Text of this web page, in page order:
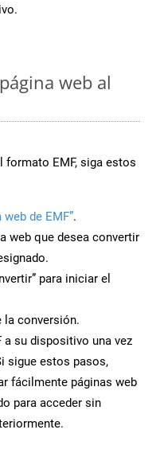
web al
formato EMF, siga estos
web de EMF”.
web que desea convertir
para iniciar el
la conversión.
a su dispositivo una vez
sigue estos pasos,
fácilmente páginas web
para acceder sin